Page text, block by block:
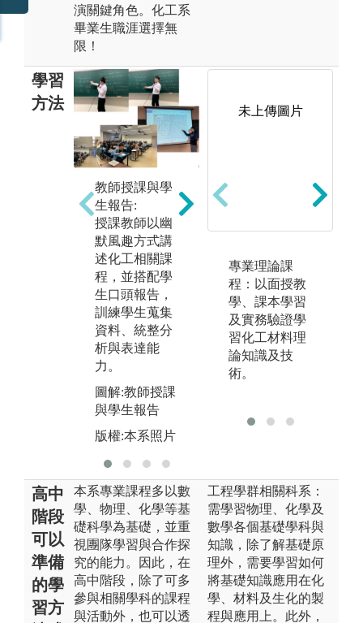
演關鍵角色。化工系
畢業生職涯選擇無
限！
學習
方法
教師授課與學
生報告:
授課教師以幽
默風趣方式講
述化工相關課
程，並搭配學
生口頭報告，
訓練學生蒐集
資料、統整分
析與表達能
力。
圖解:教師授課
與學生報告
版權:本系照片
透過實驗課學
習實作技能，
主題之學理以
決實際的工程
問題。
圖解:實驗實作
實習
版權:本系照片
未上傳圖片
專業理論課
程：以面授教
學、課本學習
及實務驗證學
習化工材料理
論知識及技
術。
高中
階段
可以
準備
的學
習方
本系專業課程多以數
學、物理、化學等基
礎科學為基礎，並重
視團隊學習與合作探
究的能力。因此，在
高中階段，除了可多
參與相關學科的課程
與活動外，也可以透
工程學群相關科系：
需學習物理、化學及
數學各個基礎學科與
知識，除了解基礎原
理外，需要學習如何
將基礎知識應用在化
學、材料及生化的製
程與應用上。此外，